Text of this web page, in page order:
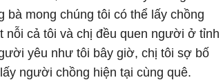
bà mong chúng tôi có thể lấy chồng
nỗi cả tôi và chị đều quen người ở tỉnh
yêu như tôi bây giờ, chị tôi sợ bố
người chồng hiện tại cùng quê.